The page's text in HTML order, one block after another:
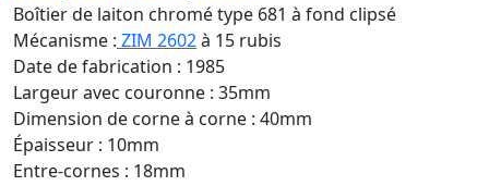
Boîtier de laiton chromé type 681 à fond clipsé
Mécanisme : ZIM 2602à 15 rubis
Date de fabrication : 1985
Largeur avec couronne : 35mm
Dimension de corne à corne : 40mm
Épaisseur : 10mm
Entre-cornes : 18mm